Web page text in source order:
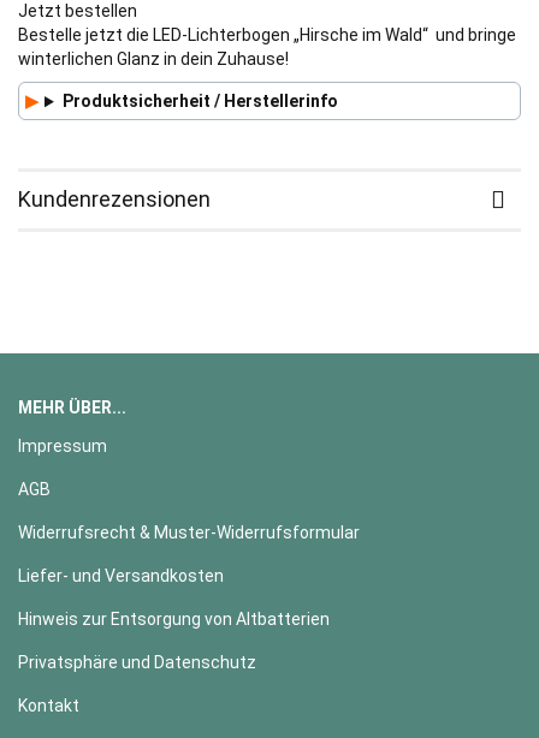
Jetzt bestellen
Bestelle jetzt die LED-Lichterbogen „Hirsche im Wald“ und bringe
winterlichen Glanz in dein Zuhause!
Produktsicherheit / Herstellerinfo
Kundenrezensionen
MEHR ÜBER...
Impressum
AGB
Widerrufsrecht & Muster-Widerrufsformular
Liefer- und Versandkosten
Hinweis zur Entsorgung von Altbatterien
Privatsphäre und Datenschutz
Kontakt